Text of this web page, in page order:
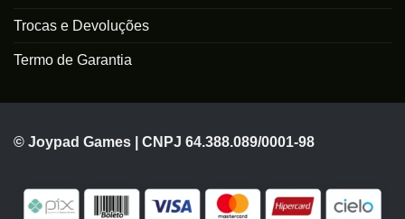
Trocas e Devoluções
Termo de Garantia
© Joypad Games | CNPJ 64.388.089/0001-98